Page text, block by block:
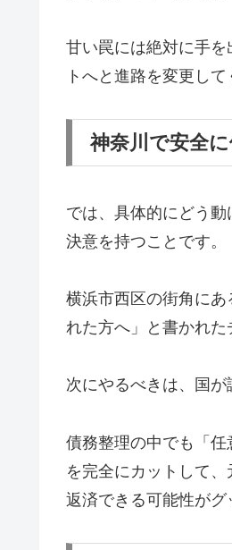
甘い罠には絶対に手
トへと進路を変更して
神奈川で安全
では、具体的にどう
決意を持つことです。
横浜市西区の街角に
れた方へ」と書かれた
次にやるべきは、国が
債務整理の中でも「
を完全にカットして
返済できる可能性がグ